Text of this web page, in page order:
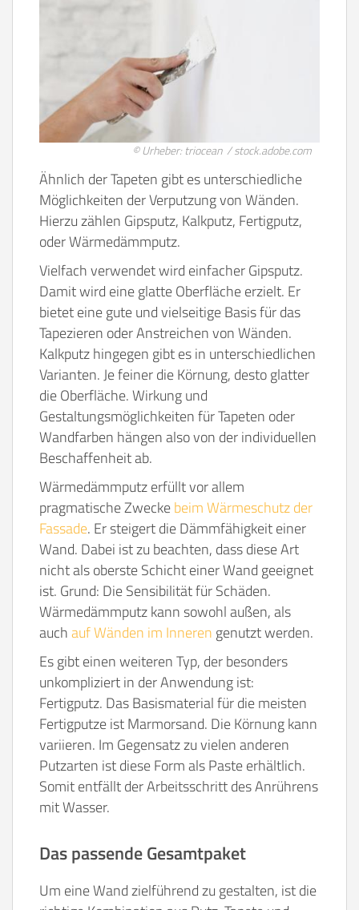
© Urheber: triocean / stock.adobe.com
Ähnlich der Tapeten gibt es unterschiedliche
Möglichkeiten der Verputzung von Wänden.
Hierzu zählen Gipsputz, Kalkputz, Fertigputz,
oder Wärmedämmputz.
Vielfach verwendet wird einfacher Gipsputz.
Damit wird eine glatte Oberfläche erzielt. Er
bietet eine gute und vielseitige Basis für das
Tapezieren oder Anstreichen von Wänden.
Kalkputz hingegen gibt es in unterschiedlichen
Varianten. Je feiner die Körnung, desto glatter
die Oberfläche. Wirkung und
Gestaltungsmöglichkeiten für Tapeten oder
Wandfarben hängen also von der individuellen
Beschaffenheit ab.
Wärmedämmputz erfüllt vor allem
pragmatische Zweckebeim Wärmeschutz der
Fassade. Er steigert die Dämmfähigkeit einer
Wand. Dabei ist zu beachten, dass diese Art
nicht als oberste Schicht einer Wand geeignet
ist. Grund: Die Sensibilität für Schäden.
Wärmedämmputz kann sowohl außen, als
auchauf Wänden im Inneren genutzt werden.
Es gibt einen weiteren Typ, der besonders
unkompliziert in der Anwendung ist:
Fertigputz. Das Basismaterial für die meisten
Fertigputze ist Marmorsand. Die Körnung kann
variieren. Im Gegensatz zu vielen anderen
Putzarten ist diese Form als Paste erhältlich.
Somit entfällt der Arbeitsschritt des Anrührens
mit Wasser.
Das passende Gesamtpaket
Um eine Wand zielführend zu gestalten, ist die